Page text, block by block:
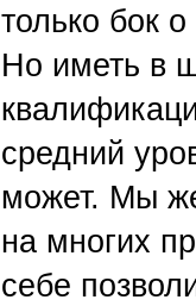
только бок
Но иметь в
средний
может. Мы
на многих
себе